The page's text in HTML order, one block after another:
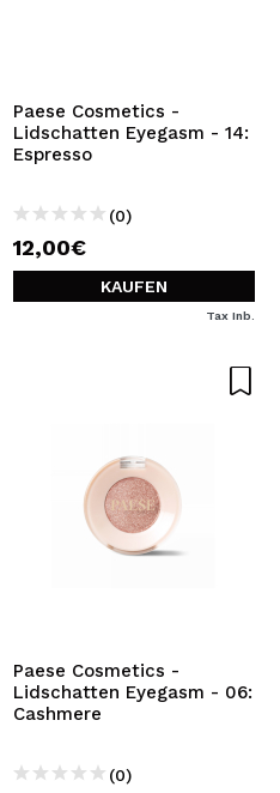
Paese Cosmetics -
Lidschatten Eyegasm - 14:
Espresso
(0)
12,00€
KAUFEN
Tax Inb.
Paese Cosmetics -
Lidschatten Eyegasm - 06:
Cashmere
(0)